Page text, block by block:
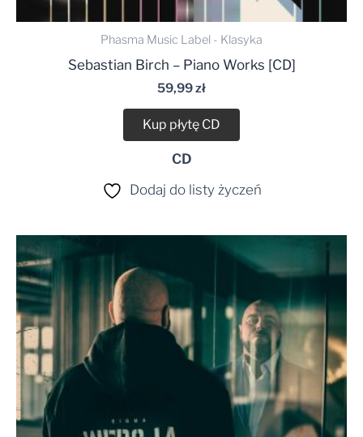
Phasma Music Label - Klasyka
Sebastian Birch – Piano Works [CD]
59,99zł
Kup płytę CD
CD
Dodaj do listy życzeń
cen:
do
49,99 zł